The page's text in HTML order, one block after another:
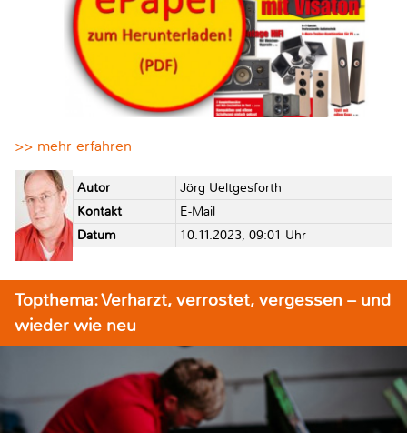
>> mehr erfahren
Autor
Jörg Ueltgesforth
Kontakt
E-Mail
Datum
10.11.2023, 09:01 Uhr
Topthema: Verharzt, verrostet, vergessen – und
wieder wie neu